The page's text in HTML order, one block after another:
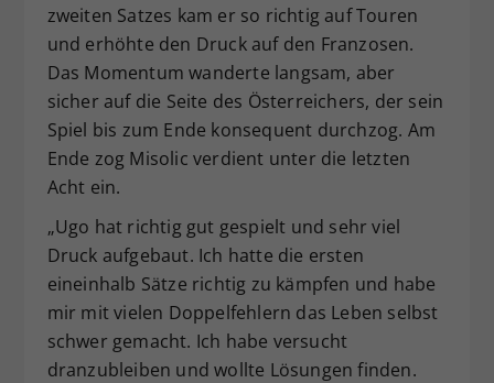
zweiten Satzes kam er so richtig auf Touren
und erhöhte den Druck auf den Franzosen.
Das Momentum wanderte langsam, aber
sicher auf die Seite des Österreichers, der sein
Spiel bis zum Ende konsequent durchzog. Am
Ende zog Misolic verdient unter die letzten
Acht ein.
„Ugo hat richtig gut gespielt und sehr viel
Druck aufgebaut. Ich hatte die ersten
eineinhalb Sätze richtig zu kämpfen und habe
mir mit vielen Doppelfehlern das Leben selbst
schwer gemacht. Ich habe versucht
dranzubleiben und wollte Lösungen finden.